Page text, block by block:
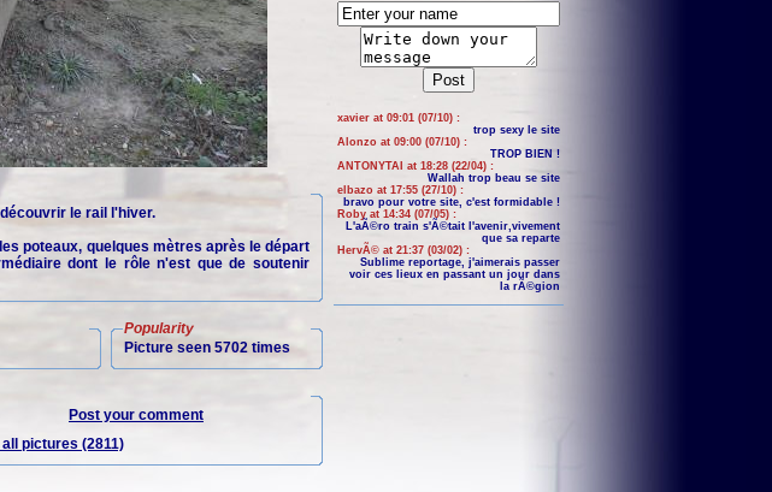
le rail l'hiver.
poteaux, quelques mètres après le départ
dont le rôle n'est que de soutenir
Popularity
Picture seen 5702 times
Post your comment
pictures (2811)
xavier at 09:01 (07/10) :
trop sexy le site
Alonzo at 09:00 (07/10) :
TROP BIEN !
ANTONYTAI at 18:28 (22/04) :
Wallah trop beau se site
elbazo at 17:55 (27/10) :
bravo pour votre site, c'est formidable !
Roby at 14:34 (07/05) :
L'aÃ©ro train s'Ã©tait l'avenir,vivement
que sa reparte
HervÃ© at 21:37 (03/02) :
Sublime reportage, j'aimerais passer
voir ces lieux en passant un jour dans
la rÃ©gion